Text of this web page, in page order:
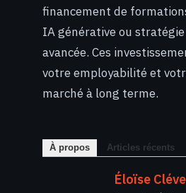
financement de
IA générative ou
avancée. Ces
votre employabilité et
marché à long terme.
À propos Articles récents
Éloïse